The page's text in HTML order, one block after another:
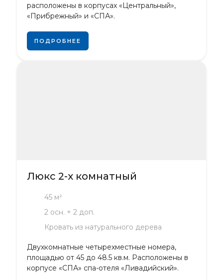
расположены в корпусах «Центральный»,
«Прибрежный» и «СПА».
ПОДРОБНЕЕ
Люкс 2-х комнатный
45 м²
2 осн. + 2 доп.
Кровать из натурального дерева
Двухкомнатные четырехместные номера,
площадью от 45 до 48.5 кв.м. Расположены в
корпусе «СПА» спа-отеля «Ливадийский».